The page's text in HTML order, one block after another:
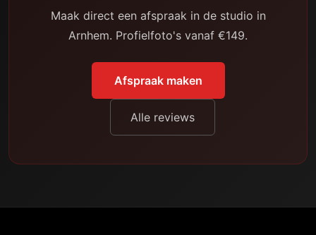
Maak direct een afspraak in de studio in
Arnhem. Profielfoto's vanaf €149.
Afspraak maken
Alle reviews